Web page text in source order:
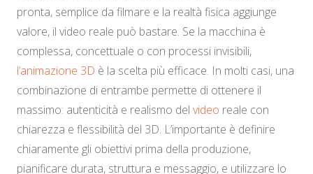
pronta, semplice da filmare e la realtà fisica aggiunge
valore, il video reale può bastare. Se la macchina è
complessa, concettuale o con processi invisibili,
l’animazione 3D è la scelta più efficace. In molti casi, una
combinazione di entrambe permette di ottenere il
massimo: autenticità e realismo del video reale con
chiarezza e flessibilità del 3D. L’importante è definire
chiaramente gli obiettivi prima della produzione,
pianificare durata, struttura e messaggio, e utilizzare lo